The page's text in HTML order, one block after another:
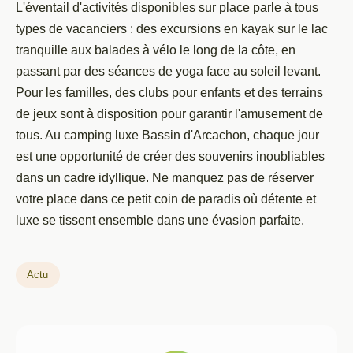
L'éventail d'activités disponibles sur place parle à tous
types de vacanciers : des excursions en kayak sur le lac
tranquille aux balades à vélo le long de la côte, en
passant par des séances de yoga face au soleil levant.
Pour les familles, des clubs pour enfants et des terrains
de jeux sont à disposition pour garantir l'amusement de
tous. Au camping luxe Bassin d'Arcachon, chaque jour
est une opportunité de créer des souvenirs inoubliables
dans un cadre idyllique. Ne manquez pas de réserver
votre place dans ce petit coin de paradis où détente et
luxe se tissent ensemble dans une évasion parfaite.
Actu